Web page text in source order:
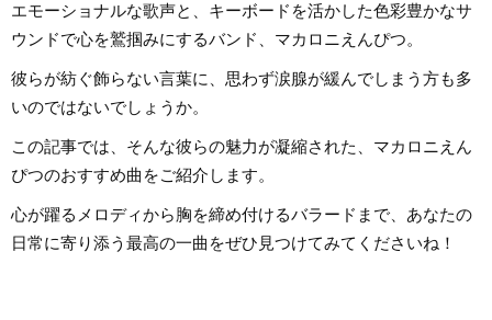
エモーショナルな歌声と、キーボードを活かした色彩豊かなサ
ウンドで心を鷲掴みにするバンド、マカロニえんぴつ。
彼らが紡ぐ飾らない言葉に、思わず涙腺が緩んでしまう方も多
いのではないでしょうか。
この記事では、そんな彼らの魅力が凝縮された、マカロニえん
ぴつのおすすめ曲をご紹介します。
心が躍るメロディから胸を締め付けるバラードまで、あなたの
日常に寄り添う最高の一曲をぜひ見つけてみてくださいね！